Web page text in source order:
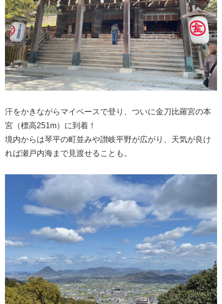
汗をかきながらマイペースで登り、ついに金刀比羅宮の本
宮（標高251m）に到着！
境内からは琴平の町並みや讃岐平野が広がり、天気が良け
れば瀬戸内海まで見渡せることも。